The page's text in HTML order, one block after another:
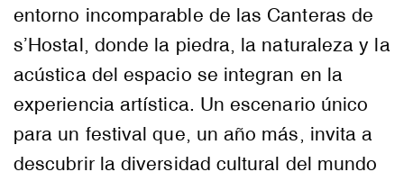
entorno incomparable de las Canteras de
s’Hostal, donde la piedra, la naturaleza y la
acústica del espacio se integran en la
experiencia artística. Un escenario único
para un festival que, un año más, invita a
descubrir la diversidad cultural del mundo